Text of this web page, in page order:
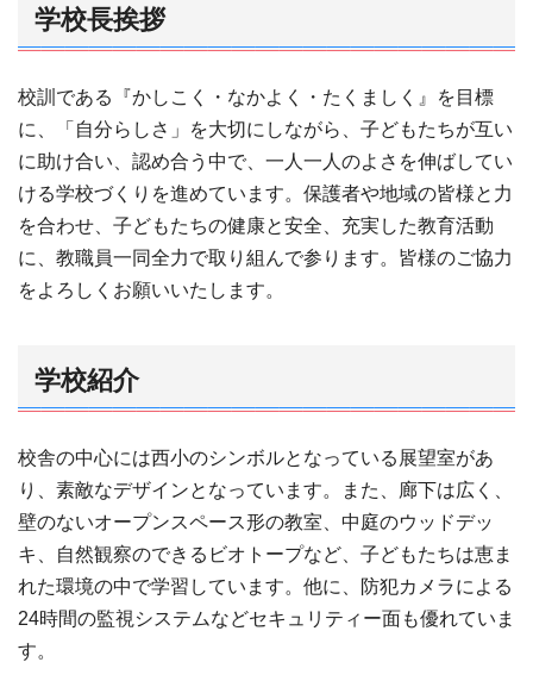
学校長挨拶
校訓である『かしこく・なかよく・たくましく』を目標
に、「自分らしさ」を大切にしながら、子どもたちが互い
に助け合い、認め合う中で、一人一人のよさを伸ばしてい
ける学校づくりを進めています。保護者や地域の皆様と力
を合わせ、子どもたちの健康と安全、充実した教育活動
に、教職員一同全力で取り組んで参ります。皆様のご協力
をよろしくお願いいたします。
学校紹介
校舎の中心には西小のシンボルとなっている展望室があ
り、素敵なデザインとなっています。また、廊下は広く、
壁のないオープンスペース形の教室、中庭のウッドデッ
キ、自然観察のできるビオトープなど、子どもたちは恵ま
れた環境の中で学習しています。他に、防犯カメラによる
24時間の監視システムなどセキュリティー面も優れていま
す。